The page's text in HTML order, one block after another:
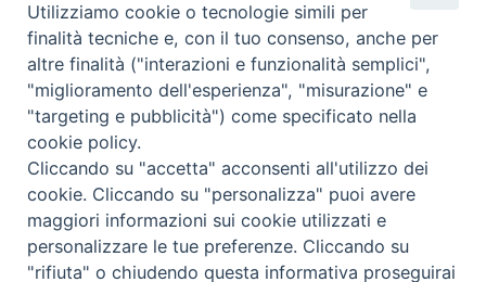
Contatti:Tel.: 06.93268401 - Fax.: 06.9323844
E-mail:curia@diocesidialbano.it
Orari: dal Lunedì al Venerdì Ore: 9:00 - 13:00
Lunedì, Mercoledì e Venerdì, Ore 9:30 - 12:30
Utilizziamo cookie o tecnologie simili per
finalità tecniche e, con il tuo consenso, anche per
altre finalità ("interazioni e funzionalità semplici",
"miglioramento dell'esperienza", "misurazione" e
"targeting e pubblicità") come specificato nella
cookie policy.
Cliccando su "accetta" acconsenti all'utilizzo dei
cookie. Cliccando su "personalizza" puoi avere
maggiori informazioni sui cookie utilizzati e
personalizzare le tue preferenze. Cliccando su
"rifiuta" o chiudendo questa informativa proseguirai